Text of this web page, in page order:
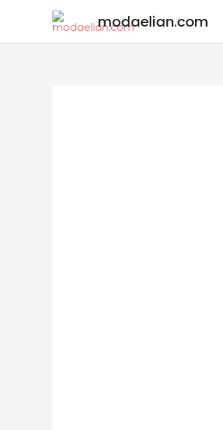
modaelian.com